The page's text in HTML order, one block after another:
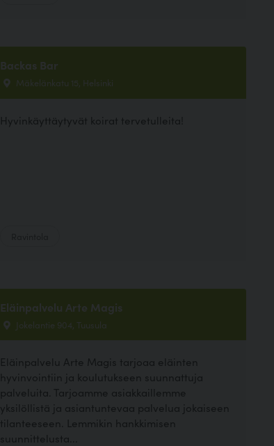
Backas Bar
Mäkelänkatu 15, Helsinki
Hyvinkäyttäytyvät koirat tervetulleita!
Eläinpalvelu Arte Magis
Jokelantie 904, Tuusula
Eläinpalvelu Arte Magis tarjoaa eläinten
hyvinvointiin ja koulutukseen suunnattuja
palveluita. Tarjoamme asiakkaillemme
yksilöllistä ja asiantuntevaa palvelua jokaiseen
tilanteeseen. Lemmikin hankkimisen
suunnittelusta...